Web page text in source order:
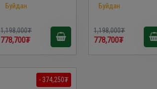
Буйдан
1,198,000₮
778,700₮
Буйдан
1,198,000₮
778,700₮
- 374,250₮